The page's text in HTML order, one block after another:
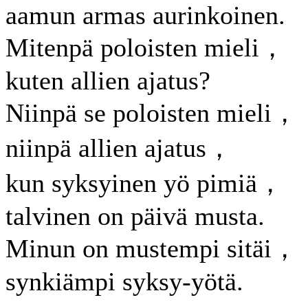
aamun armas aurinkoinen.
Mitenpä poloisten mieli，
kuten allien ajatus?
Niinpä se poloisten mieli，
niinpä allien ajatus，
kun syksyinen yö pimiä，
talvinen on päivä musta.
Minun on mustempi sitäi，
synkiämpi syksy-yötä.